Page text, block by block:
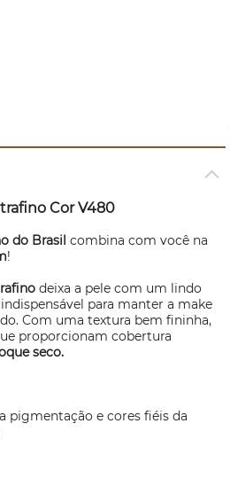
Cor V480
do Brasil combina com você na
!
deixa a pele com um lindo
para manter a make
Com uma textura bem fininha,
proporcionam cobertura
seco.
pigmentação e cores fiéis da